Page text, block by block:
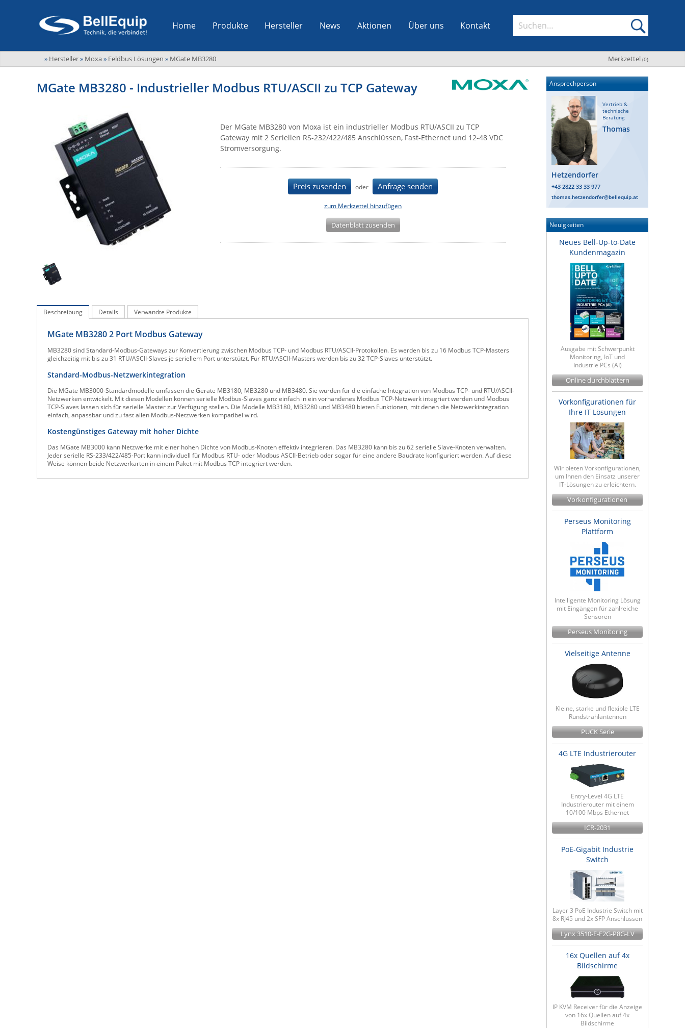
Home Produkte Hersteller News Aktionen Über uns Kontakt
Merkzettel (0)
» Hersteller» Moxa» Feldbus Lösungen » MGate MB3280
MGate MB3280 - Industrieller Modbus RTU/ASCII zu TCP Gateway
Der MGate MB3280 von Moxa ist ein industrieller Modbus RTU/ASCII zu TCP
Gateway mit 2 Seriellen RS-232/422/485 Anschlüssen, Fast-Ethernet und 12-48 VDC
Stromversorgung.
Preis zusenden oder Anfrage senden
zum Merkzettel hinzufügen
Datenblatt zusenden
Beschreibung Details Verwandte Produkte
MGate MB3280 2 Port Modbus Gateway
MB3280 sind Standard-Modbus-Gateways zur Konvertierung zwischen Modbus TCP- und Modbus RTU/ASCII-Protokollen. Es werden bis zu 16 Modbus TCP-Masters
gleichzeitig mit bis zu 31 RTU/ASCII-Slaves je seriellem Port unterstützt. Für RTU/ASCII-Masters werden bis zu 32 TCP-Slaves unterstützt.
Standard-Modbus-Netzwerkintegration
Die MGate MB3000-Standardmodelle umfassen die Geräte MB3180, MB3280 und MB3480. Sie wurden für die einfache Integration von Modbus TCP- und RTU/ASCII-
Netzwerken entwickelt. Mit diesen Modellen können serielle Modbus-Slaves ganz einfach in ein vorhandenes Modbus TCP-Netzwerk integriert werden und Modbus
TCP-Slaves lassen sich für serielle Master zur Verfügung stellen. Die Modelle MB3180, MB3280 und MB3480 bieten Funktionen, mit denen die Netzwerkintegration
einfach, anpassbar und zu fast allen Modbus-Netzwerken kompatibel wird.
Kostengünstiges Gateway mit hoher Dichte
Das MGate MB3000 kann Netzwerke mit einer hohen Dichte von Modbus-Knoten effektiv integrieren. Das MB3280 kann bis zu 62 serielle Slave-Knoten verwalten.
Jeder serielle RS-233/422/485-Port kann individuell für Modbus RTU- oder Modbus ASCII-Betrieb oder sogar für eine andere Baudrate konfiguriert werden. Auf diese
Weise können beide Netzwerkarten in einem Paket mit Modbus TCP integriert werden.
Ansprechperson
Vertrieb &
technische
Beratung
Thomas
Hetzendorfer
+43 2822 33 33 977
thomas.hetzendorfer@bellequip.at
Neuigkeiten
Neues Bell-Up-to-Date
Kundenmagazin
Ausgabe mit Schwerpunkt
Monitoring, IoT und
Industrie PCs (AI)
Online durchblättern
Vorkonfigurationen für
Ihre IT Lösungen
Wir bieten Vorkonfigurationen,
um Ihnen den Einsatz unserer
IT-Lösungen zu erleichtern.
Vorkonfigurationen
Perseus Monitoring
Plattform
Intelligente Monitoring Lösung
mit Eingängen für zahlreiche
Sensoren
Perseus Monitoring
Vielseitige Antenne
Kleine, starke und flexible LTE
Rundstrahlantennen
PUCK Serie
4G LTE Industrierouter
Entry-Level 4G LTE
Industrierouter mit einem
10/100 Mbps Ethernet
ICR-2031
PoE-Gigabit Industrie
Switch
Layer 3 PoE Industrie Switch mit
8x RJ45 und 2x SFP Anschlüssen
Lynx 3510-E-F2G-P8G-LV
16x Quellen auf 4x
Bildschirme
IP KVM Receiver für die Anzeige
von 16x Quellen auf 4x
Bildschirme